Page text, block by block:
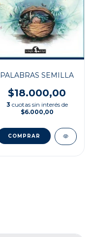
PALABRAS SEMILLA
$18.000,00
3 cuotas sin interés de
$6.000,00